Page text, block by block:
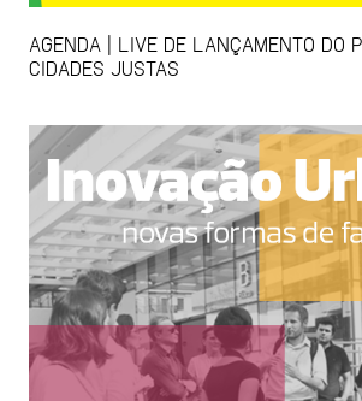
AGENDA | LIVE DE LANÇAMENTO DO
CIDADES JUSTAS